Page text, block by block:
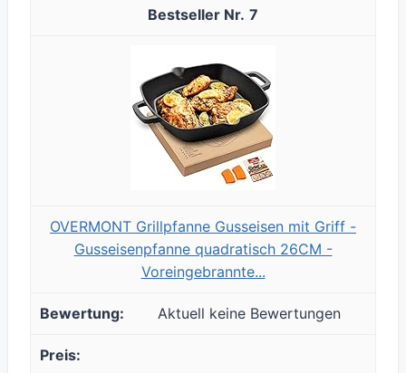
7
OVERMONT Grillpfanne Gusseisen mit Griff -
Gusseisenpfanne quadratisch 26CM -
Voreingebrannte...
Aktuell keine Bewertungen